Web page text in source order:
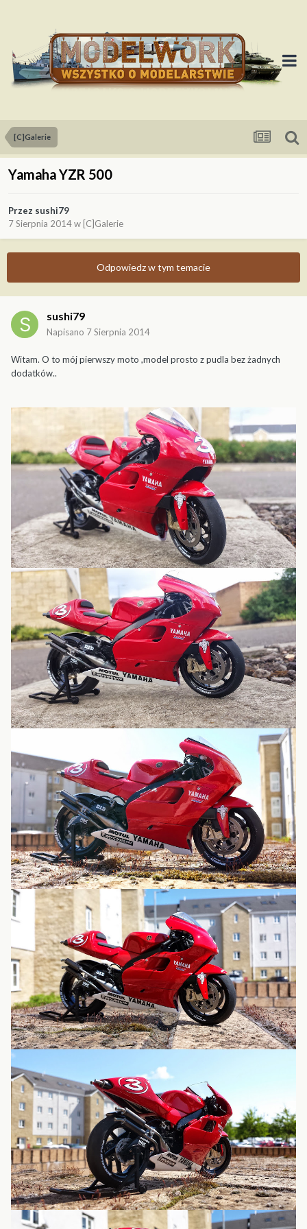
[C]Galerie
Yamaha YZR 500
Przez sushi79
7 Sierpnia 2014w [C]Galerie
Odpowiedz w tym temacie
sushi79
Napisano 7 Sierpnia 2014
Witam. O to mój pierwszy moto ,model prosto z pudla bez żadnych
dodatków..